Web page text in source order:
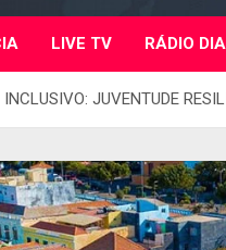
LIVE TV RÁDIO DIA
INCLUSIVO: JUVENTUDE